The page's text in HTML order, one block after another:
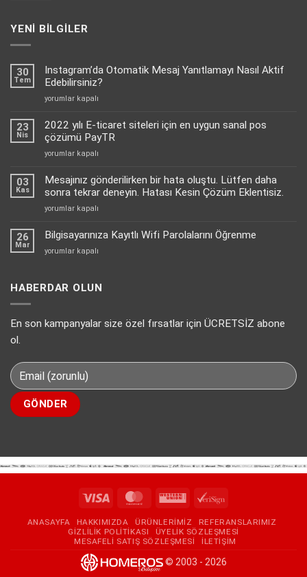
YENI BILGILER
30
Tem
Instagram’da Otomatik Mesaj Yanıtlamayı Nasıl Aktif
Edebilirsiniz?
Instagram’da
Mesaj
Yanıtlamayı
Nasıl
Aktif
için
yorumlar kapalı
23
Nis
2022 yılı E-ticaret siteleri için en uygun sanal pos
çözümü PayTR
2022
E-
için
uygun
pos
için
yorumlar kapalı
03
Kas
Mesajınız gönderilirken bir hata oluştu. Lütfen daha
sonra tekrar deneyin. Hatası Kesin Çözüm Eklentisiz.
Mesajınız
bir
hata
oluştu.
sonra
Hatası
için
yorumlar kapalı
26
Mar
Bilgisayarınıza Kayıtlı Wifi Parolalarını Öğrenme
Bilgisayarınıza
Parolalarını
yorumlar kapalı
HABERDAR OLUN
En son kampanyalar size özel fırsatlar için ÜCRETSİZ abone
ol.
Visa MasterCardWestern
ANASAYFA HAKKIMIZDA ÜRÜNLERIMIZ
REFERANSLARIMIZ
GIZLILIK POLITIKASI
ÜYELIK SÖZLEŞMESI
MESAFELI SATIŞ SÖZLEŞMESI
İLETIŞIM
© 2003 - 2026